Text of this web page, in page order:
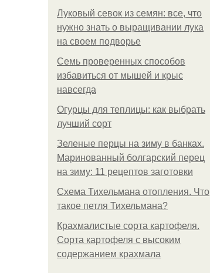
Луковый севок из семян: все, что
нужно знать о выращивании лука
на своем подворье
Семь проверенных способов
избавиться от мышей и крыс
навсегда
Огурцы для теплицы: как выбрать
лучший сорт
Зеленые перцы на зиму в банках.
Маринованный болгарский перец
на зиму: 11 рецептов заготовки
Схема Тихельмана отопления. Что
такое петля Тихельмана?
Крахмалистые сорта картофеля.
Сорта картофеля с высоким
содержанием крахмала